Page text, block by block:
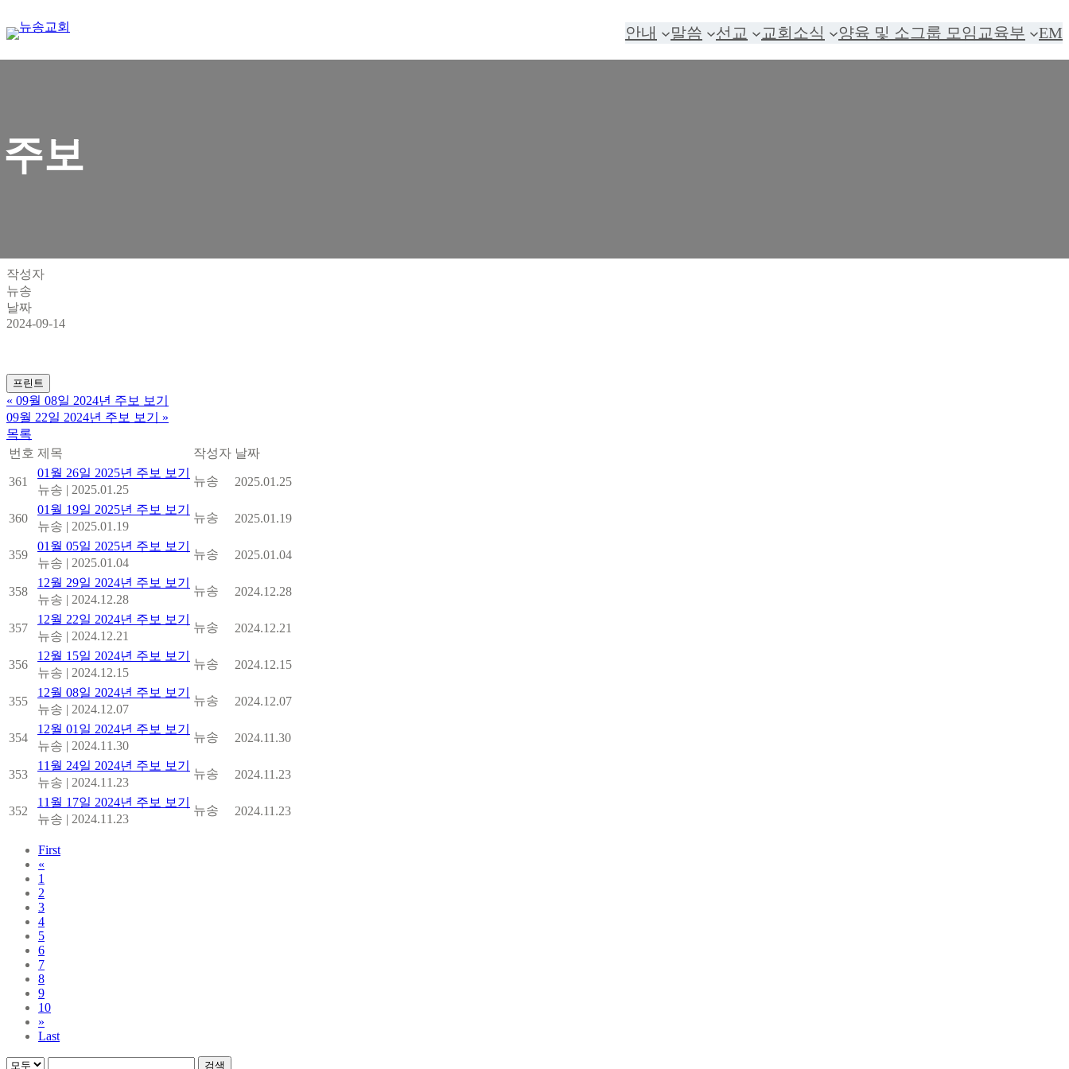
to
content
안내 말씀 선교 교회소식 양육 및 소그룹 모임 교육부 EM
주보
작성자
뉴송
날짜
2024-09-14
프린트
« 09월 08일 2024년 주보 보기
09월 22일 2024년 주보 보기
»
목록
번호 제목 작성자 날짜
361
01월 26일 2025년 주보 보기
뉴송 | 2025.01.25
뉴송 2025.01.25
360
01월 19일 2025년 주보 보기
뉴송 | 2025.01.19
뉴송 2025.01.19
359
01월 05일 2025년 주보 보기
뉴송 | 2025.01.04
뉴송 2025.01.04
358
12월 29일 2024년 주보 보기
뉴송 | 2024.12.28
뉴송 2024.12.28
357
12월 22일 2024년 주보 보기
뉴송 | 2024.12.21
뉴송 2024.12.21
356
12월 15일 2024년 주보 보기
뉴송 | 2024.12.15
뉴송 2024.12.15
355
12월 08일 2024년 주보 보기
뉴송 | 2024.12.07
뉴송 2024.12.07
354
12월 01일 2024년 주보 보기
뉴송 | 2024.11.30
뉴송 2024.11.30
353
11월 24일 2024년 주보 보기
뉴송 | 2024.11.23
뉴송 2024.11.23
352
11월 17일 2024년 주보 보기
뉴송 | 2024.11.23
뉴송 2024.11.23
First
«
1
2
3
4
5
6
7
8
9
10
»
Last
검색